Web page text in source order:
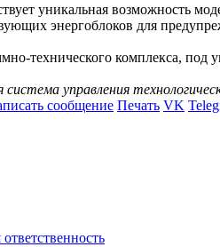
уникальная возможность
энергоблоков для
технического комплекса, под
управления
сообщение Печать VK